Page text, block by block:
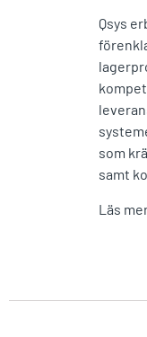
Qsys
som
samt
Läs